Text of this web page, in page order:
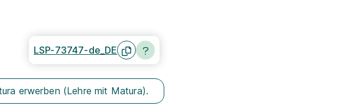
LSP-73747-de_DE
erwerben (Lehre mit Matura).